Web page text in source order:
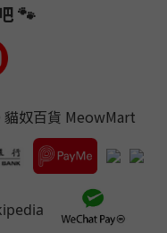
🐾
貓奴百貨 MeowMart